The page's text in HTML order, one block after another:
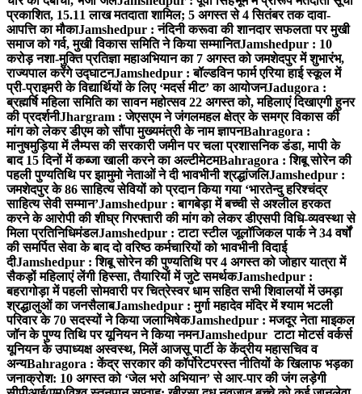
प्रकाशित, 15.11 लाख मतदाता शामिल; 5 अगस्त से 4 सितंबर तक दावा-
आपत्ति का मौकाJamshedpur : नंदिनी करूवा की शानदार सफलता पर मुखी
समाज को गर्व, मुखी विकास समिति ने किया सम्मानितJamshedpur : 10
करोड़ नशा-मुक्ति प्रतिज्ञा महाअभियान का 7 अगस्त को जमशेदपुर में शुभारंभ,
राज्यपाल करेंगे उद्घाटनJamshedpur : बॉल्डविन फार्म एरिया हाई स्कूल में
प्री-प्राइमरी के विद्यार्थियों के लिए ‘मदर्स मीट’ का आयोजनJadugora :
ब्रह्मर्षि महिला समिति का सावन महोत्सव 22 अगस्त को, महिलाएं दिखाएगी हुनर
की प्रदर्शनीJhargram : जेएसएम ने जंगलमहल क्षेत्र के समग्र विकास की
मांग को लेकर डीएम को सौंपा मुख्यमंत्री के नाम ज्ञापनBahragora :
मानुषमुड़िया में लैम्पस की सरकारी जमीन पर चला प्रशासनिक डंडा, मापी के
बाद 15 दिनों में कब्जा खाली करने का अल्टीमेटमBahragora : शिबू सोरेन की
पहली पुण्यतिथि पर झामुमो नेताओं ने दी भावभीनी श्रद्धांजलिJamshedpur :
जमशेदपुर के 86 साहित्य सेवियों को प्रदान किया गया ‘भारतेन्दु हरिश्चंद्र
साहित्य सेवी सम्मान’Jamshedpur : बागबेड़ा में बच्ची से अश्लील हरकत
करने के आरोपी की शीघ्र गिरफ्तारी की मांग को लेकर डीएसपी विधि-व्यवस्था से
मिला प्रतिनिधिमंडलJamshedpur : टाटा स्टील जूलॉजिकल पार्क ने 34 वर्षों
की समर्पित सेवा के बाद दो वरिष्ठ कर्मचारियों को भावभीनी विदाई
दीJamshedpur : शिबू सोरेन की पुण्यतिथि पर 4 अगस्त को जोहार यात्रा में
सैकड़ों महिलाएं लेंगी हिस्सा, तैयारियों में जुटे समर्थकJamshedpur :
बहरागोड़ा में पहली सोमवारी पर चित्रेस्वर धाम सहित सभी शिवालयों में उमड़ा
श्रद्धालुओं का जनसैलाबJamshedpur : मुर्गा महादेव मंदिर में श्याम भटली
परिवार के 70 सदस्यों ने किया जलाभिषेकJamshedpur : मजदूर नेता माइकल
जॉन के पुण्य तिथि पर यूनियन ने किया नमनJamshedpur टाटा मोटर्स वर्कर्स
यूनियन के उपाध्यक्ष अस्वस्थ, मिलें आजसू पार्टी के केंद्रीय महासचिव व
अन्यBahragora : केंद्र सरकार की कॉर्पोरेटपरस्त नीतियों के खिलाफ भड़का
जनाक्रोश: 10 अगस्त को ‘जेल भरो अभियान’ से आर-पार की जंग लड़ेगी